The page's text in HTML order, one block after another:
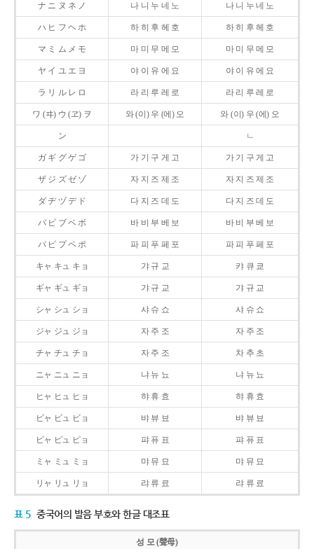
ナ ニ ヌ ネ ノ 나 니 누 네 노 나 니 누 네 노
ハ ヒ フ ヘ ホ 하 히 후 헤 호 하 히 후 헤 호
マ ミ ム メ モ 마 미 무 메 모 마 미 무 메 모
ヤ イ ユ エ ヨ 야 이 유 에 요 야 이 유 에 요
ラ リ ル レ ロ 라 리 루 레 로 라 리 루 레 로
ワ (ヰ) ウ (ヱ) ヲ 와 (이) 우 (에) 오 와 (이) 우 (에) 오
ン ㄴ
ガ ギ グ ゲ ゴ 가 기 구 게 고 가 기 구 게 고
ザ ジ ズ ゼ ゾ 자 지 즈 제 조 자 지 즈 제 조
ダ ヂ ヅ デ ド 다 지 즈 데 도 다 지 즈 데 도
バ ビ ブ ベ ボ 바 비 부 베 보 바 비 부 베 보
パ ピ プ ペ ポ 파 피 푸 페 포 파 피 푸 페 포
キャ キュ キョ 갸 규 교 캬 큐 쿄
ギャ ギュ ギョ 갸 규 교 갸 규 교
シャ シュ ショ 샤 슈 쇼 샤 슈 쇼
ジャ ジュ ジョ 자 주 조 자 주 조
チャ チュ チョ 자 주 조 차 추 초
ニャ ニュ ニョ 냐 뉴 뇨 냐 뉴 뇨
ヒャ ヒュ ヒョ 햐 휴 효 햐 휴 효
ビャ ビュ ビョ 뱌 뷰 뵤 뱌 뷰 뵤
ピャ ピュ ピョ 퍄 퓨 표 퍄 퓨 표
ミャ ミュ ミョ 먀 뮤 묘 먀 뮤 묘
リャ リュ リョ 랴 류 료 랴 류 료
표 5 중국어의 발음 부호와 한글 대조표
성 모 (聲母)